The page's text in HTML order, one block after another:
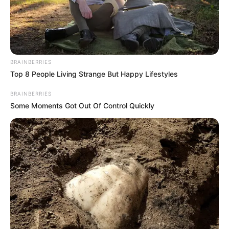
Ministro dos Transportes, George Santoro, lança a Nova Jornada
do Instrutor - Foto: Marcelo Camargo/Agência Brasil
"O Brasil é um país de empreendedores. Todo mundo tem o
sonho de ter um negócio, ganhar o próprio dinheiro. Não
podemos ser o único país do mundo que cria uma reserva
de mercado unicamente para um modelo de solução", disse
o ministro.
BRAINBERRIES
Top 8 People Living Strange But Happy Lifestyles
BRAINBERRIES
Some Moments Got Out Of Control Quickly